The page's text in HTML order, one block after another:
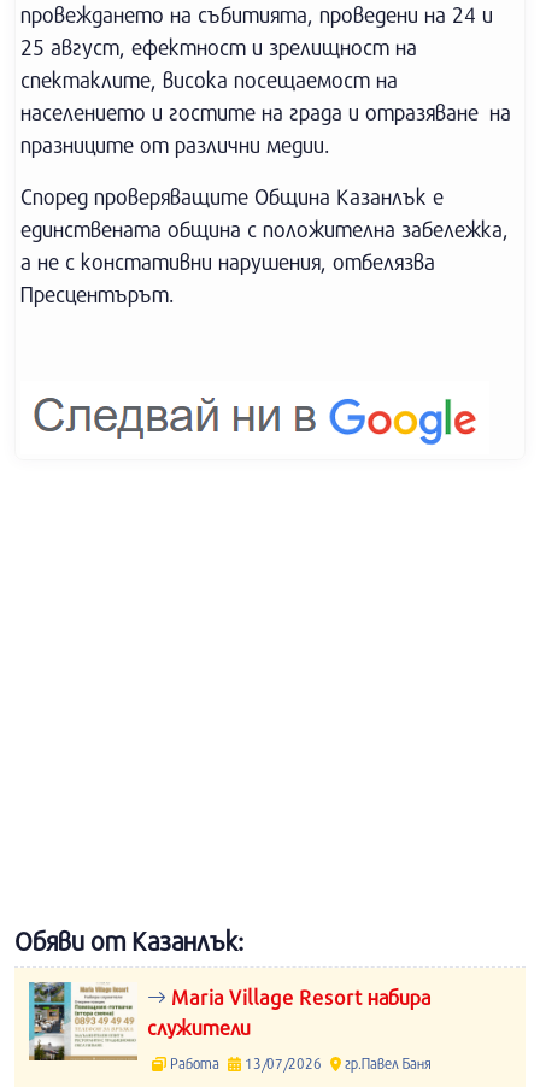
провеждането на събитията, проведени на 24 и
25 август, ефектност и зрелищност на
спектаклите, висока посещаемост на
населението и гостите на града и отразяване на
празниците от различни медии.
Според проверяващите Община Казанлък е
единствената община с положителна забележка,
а не с констативни нарушения, отбелязва
Пресцентърът.
Обяви от Казанлък:
Maria Village Resort набира
служители
Работа 13/07/2026 гр.Павел Баня